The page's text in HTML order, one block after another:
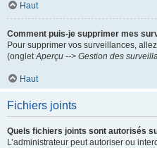
Haut
Comment puis-je supprimer mes
Pour supprimer vos surveillances,
(ongletAperçu --> Gestion des
Haut
Fichiers joints
Quels fichiers joints sont autorisés
L’administrateur peut autoriser ou